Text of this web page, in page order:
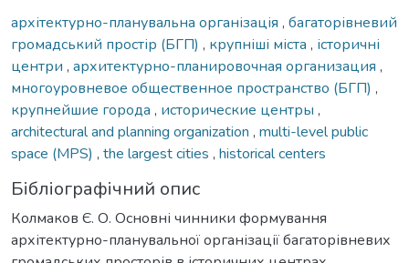
архітектурно-планувальна організація , багаторівневий
громадський простір (БГП) , крупніші міста , історичні
центри , архитектурно-планировочная организация ,
многоуровневое общественное пространство (БГП) ,
крупнейшие города , исторические центры ,
architectural and planning organization , multi-level public
space (MPS) , the largest cities , historical centers
Бібліографічний опис
Колмаков Є. О. Основні чинники формування
архітектурно-планувальної організації багаторівневих